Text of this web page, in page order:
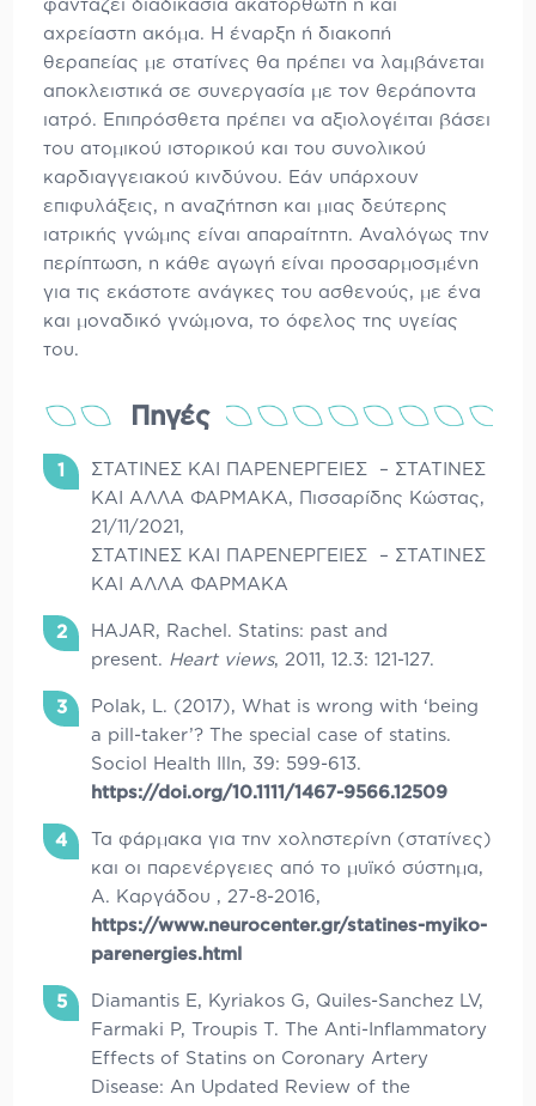
φαντάζει διαδικασία ακατόρθωτη ή και
αχρείαστη ακόμα. Η έναρξη ή διακοπή
θεραπείας με στατίνες θα πρέπει να λαμβάνεται
αποκλειστικά σε συνεργασία με τον θεράποντα
ιατρό. Επιπρόσθετα πρέπει να αξιολογέιται βάσει
του ατομικού ιστορικού και του συνολικού
καρδιαγγειακού κινδύνου. Εάν υπάρχουν
επιφυλάξεις, η αναζήτηση και μιας δεύτερης
ιατρικής γνώμης είναι απαραίτητη. Αναλόγως την
περίπτωση, η κάθε αγωγή είναι προσαρμοσμένη
για τις εκάστοτε ανάγκες του ασθενούς, με ένα
και μοναδικό γνώμονα, το όφελος της υγείας
του.
Πηγές
ΣΤΑΤΙΝΕΣ ΚΑΙ ΠΑΡΕΝΕΡΓΕΙΕΣ – ΣΤΑΤΙΝΕΣ
ΚΑΙ ΑΛΛΑ ΦΑΡΜΑΚΑ, Πισσαρίδης Κώστας,
21/11/2021,
ΣΤΑΤΙΝΕΣ ΚΑΙ ΠΑΡΕΝΕΡΓΕΙΕΣ – ΣΤΑΤΙΝΕΣ
ΚΑΙ ΑΛΛΑ ΦΑΡΜΑΚΑ
HAJAR, Rachel. Statins: past and
present. Heart views, 2011, 12.3: 121-127.
Polak, L. (2017), What is wrong with ‘being
a pill-taker’? The special case of statins.
Sociol Health Illn, 39: 599-613.
https://doi.org/10.1111/1467-9566.12509
Τα φάρμακα για την χοληστερίνη (στατίνες)
και οι παρενέργειες από το μυϊκό σύστημα,
Α. Καργάδου , 27-8-2016,
https://www.neurocenter.gr/statines-myiko-
parenergies.html
Diamantis E, Kyriakos G, Quiles-Sanchez LV,
Farmaki P, Troupis T. The Anti-Inflammatory
Effects of Statins on Coronary Artery
Disease: An Updated Review of the